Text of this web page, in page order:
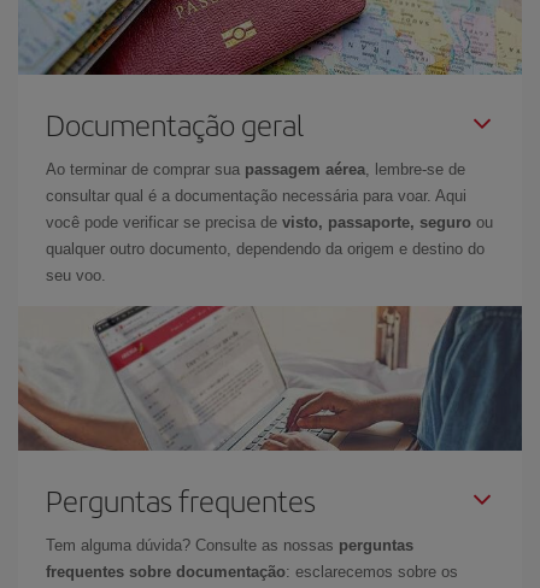
Documentação geral
Ao terminar de comprar sua passagem aérea, lembre-se de
consultar qual é a documentação necessária para voar. Aqui
você pode verificar se precisa de visto, passaporte, seguro ou
qualquer outro documento, dependendo da origem e destino do
seu voo.
Perguntas frequentes
Tem alguma dúvida? Consulte as nossas perguntas
frequentes sobre documentação: esclarecemos sobre os